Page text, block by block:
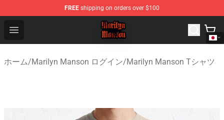
FREE shipping on orders over $100
Open menu
Marilyn Manson Shop - Official Marilyn Manson
ホーム/Marilyn Manson ログイン/Marilyn Manson Tシャツ